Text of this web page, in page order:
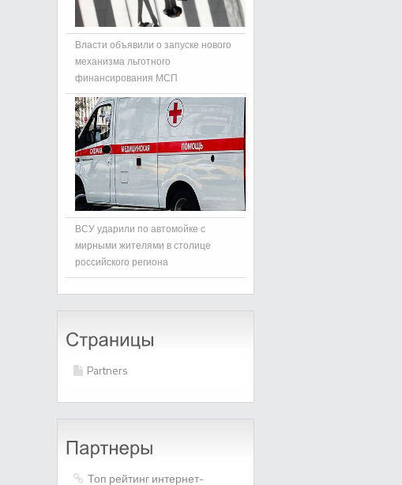
Власти объявили о запуске нового
механизма льготного
финансирования МСП
ВСУ ударили по автомойке с
мирными жителями в столице
российского региона
Partners
Топ рейтинг интернет-